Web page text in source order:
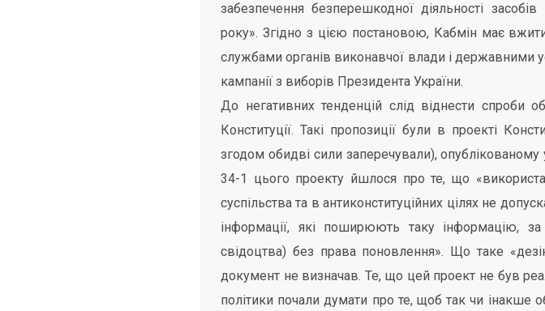
забезпечення безперешкодної діяльності
року». Згідно з цією постановою, Кабмін має
службами органів виконавчої влади і державними
кампанії з виборів Президента України.
До негативних тенденцій слід віднести
Конституції. Такі пропозиції були в проекті
згодом обидві сили заперечували),
34-1 цього проекту йшлося про те, що
суспільства та в антиконституційних цілях не
інформації, які поширюють таку інформацію,
свідоцтва) без права поновлення». Що таке
документ не визначав. Те, що цей проект не був
політики почали думати про те, щоб так чи